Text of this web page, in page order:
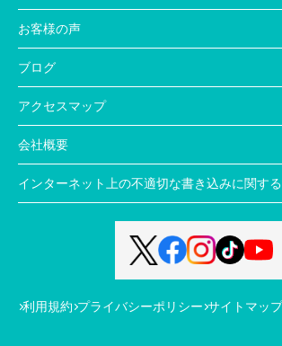
お客様の声
ブログ
アクセスマップ
会社概要
インターネット上の不適切な書き込みに関す
利用規約 プライバシーポリシー サイトマップ